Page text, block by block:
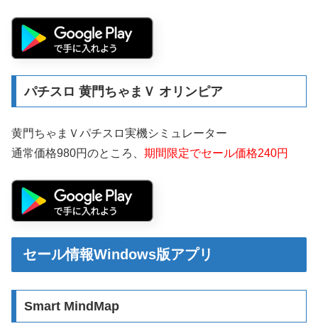
パチスロ 黄門ちゃまＶ オリンピア
黄門ちゃまＶパチスロ実機シミュレーター
通常価格980円のところ、 期間限定でセール価格240円
セール情報Windows版アプリ
Smart MindMap